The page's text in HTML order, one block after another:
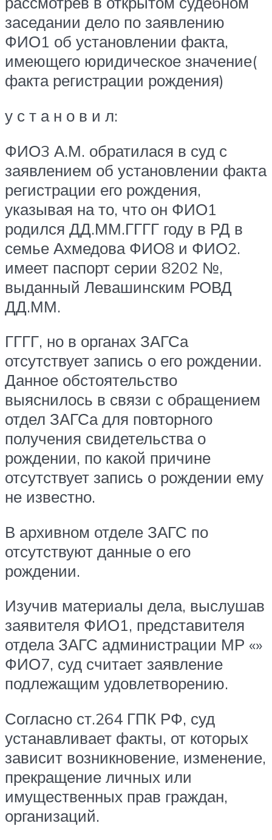
заседании дело по заявлению
ФИО1 об установлении факта,
имеющего юридическое значение(
факта регистрации рождения)
у с т а н о в и л:
ФИО3 А.М. обратилася в суд с
заявлением об установлении факта
регистрации его рождения,
указывая на то, что он ФИО1
родился ДД.ММ.ГГГГ году в РД в
семье Ахмедова ФИО8 и ФИО2.
имеет паспорт серии 8202 №,
выданный Левашинским РОВД
ДД.ММ.
ГГГГ, но в органах ЗАГСа
отсутствует запись о его рождении.
Данное обстоятельство
выяснилось в связи с обращением
отдел ЗАГСа для повторного
получения свидетельства о
рождении, по какой причине
отсутствует запись о рождении ему
не известно.
В архивном отделе ЗАГС по
отсутствуют данные о его
рождении.
Изучив материалы дела, выслушав
заявителя ФИО1, представителя
отдела ЗАГС администрации МР «»
ФИО7, суд считает заявление
подлежащим удовлетворению.
Согласно ст.264 ГПК РФ, суд
устанавливает факты, от которых
зависит возникновение, изменение,
прекращение личных или
имущественных прав граждан,
организаций.